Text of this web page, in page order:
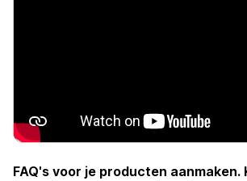
FAQ's voor je producten aanmaken.